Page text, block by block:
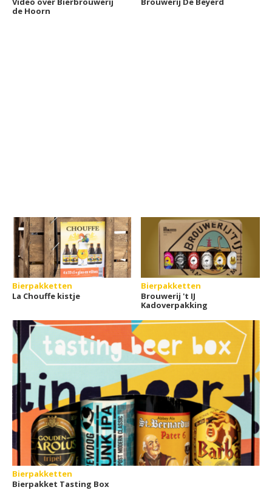
de Hoorn
Bierpakketten
La Chouffe kistje
Bierpakketten
Brouwerij 't IJ
Kadoverpakking
Bierpakketten
Bierpakket Tasting Box